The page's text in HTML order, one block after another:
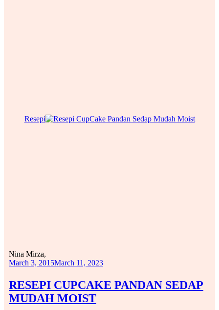
Resepi
RESEPI CUPCAKE PANDAN SEDAP
MUDAH MOIST
Nina Mirza,
March 3, 2015March 11, 2023